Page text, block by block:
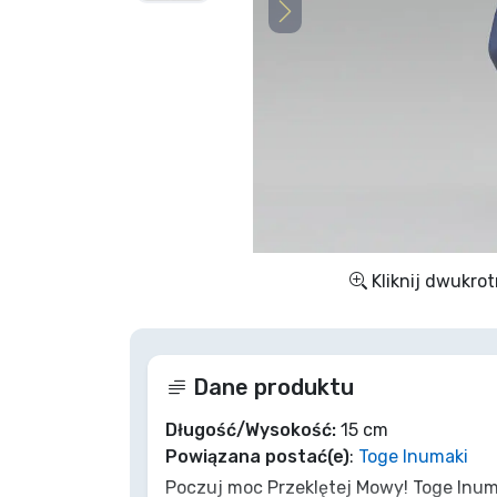
Kliknij
Dane produktu
Długość/Wysokość: 15 cm
Powiązana postać(e): Toge Inumaki
Poczuj moc Przeklętej Mowy! Toge
Rzeczy sportowe
Typy produktów